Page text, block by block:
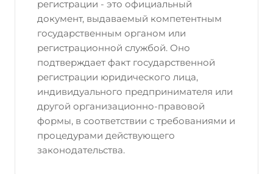
регистрации - это официальный
документ, выдаваемый компетентным
государственным органом или
регистрационной службой. Оно
подтверждает факт государственной
регистрации юридического лица,
индивидуального предпринимателя или
другой организационно-правовой
формы, в соответствии с требованиями и
процедурами действующего
законодательства.